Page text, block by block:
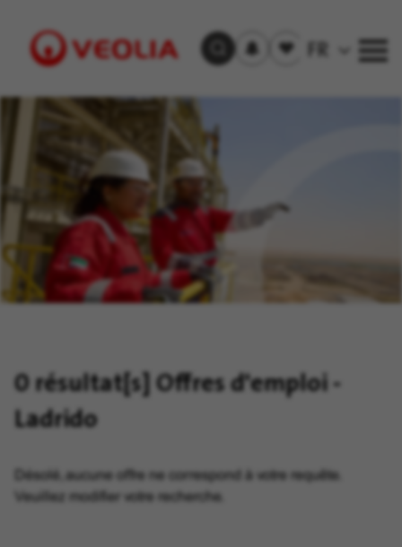
Visit
Trouver un emploi
aux
Offre(s)
sauvegardée(s)
FR
0 résultat[s]Offres d'emploi -
Ladrido
Désolé, aucune offre ne correspond à votre requête.
Veuillez modifier votre recherche.